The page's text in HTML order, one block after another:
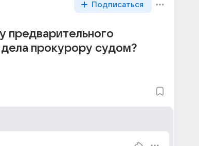
Подписаться
предварительного
прокурору судом?